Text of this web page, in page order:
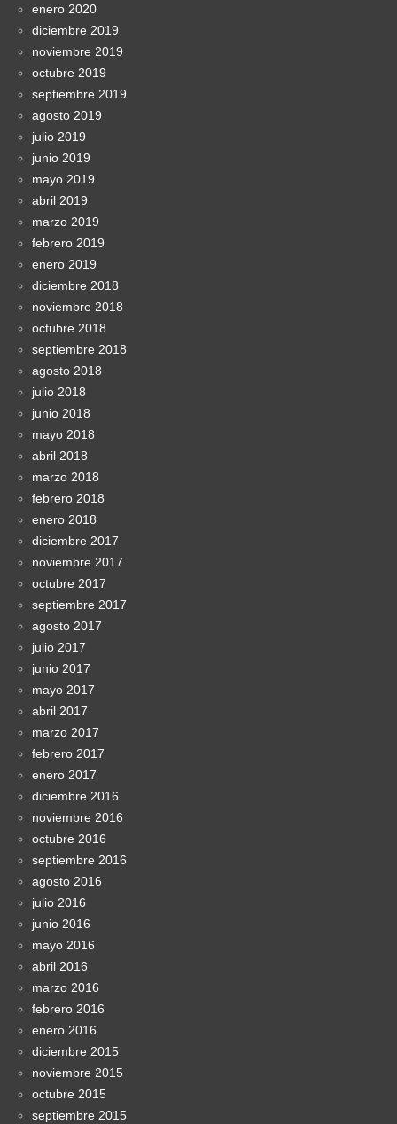
enero 2020
diciembre 2019
noviembre 2019
octubre 2019
septiembre 2019
agosto 2019
julio 2019
junio 2019
mayo 2019
abril 2019
marzo 2019
febrero 2019
enero 2019
diciembre 2018
noviembre 2018
octubre 2018
septiembre 2018
agosto 2018
julio 2018
junio 2018
mayo 2018
abril 2018
marzo 2018
febrero 2018
enero 2018
diciembre 2017
noviembre 2017
octubre 2017
septiembre 2017
agosto 2017
julio 2017
junio 2017
mayo 2017
abril 2017
marzo 2017
febrero 2017
enero 2017
diciembre 2016
noviembre 2016
octubre 2016
septiembre 2016
agosto 2016
julio 2016
junio 2016
mayo 2016
abril 2016
marzo 2016
febrero 2016
enero 2016
diciembre 2015
noviembre 2015
octubre 2015
septiembre 2015